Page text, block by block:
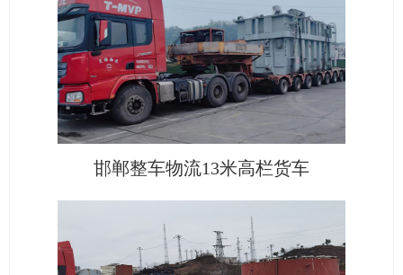
邯郸整车物流13米高栏货车